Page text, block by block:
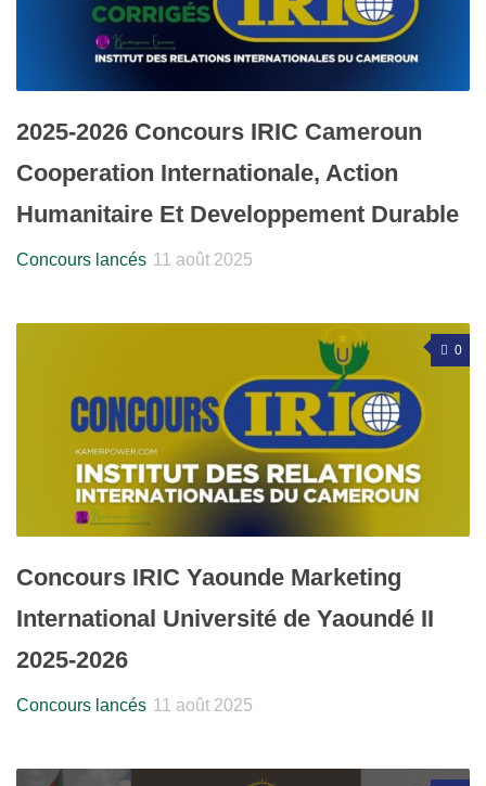
2025-2026 Concours IRIC Cameroun
Cooperation Internationale, Action
Humanitaire Et Developpement Durable
Concours lancés 11 août 2025
0
Concours IRIC Yaounde Marketing
International Université de Yaoundé II
2025-2026
Concours lancés 11 août 2025